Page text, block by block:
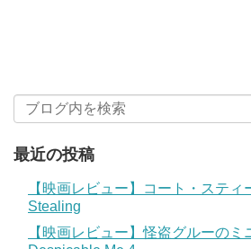
最近の投稿
【映画レビュー】コート・ステ
Stealing
【映画レビュー】怪盗グルーのミ